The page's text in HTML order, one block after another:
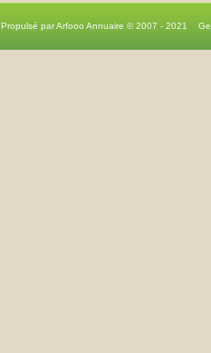
Propulsé par Arfooo Annuaire © 2007 - 2021